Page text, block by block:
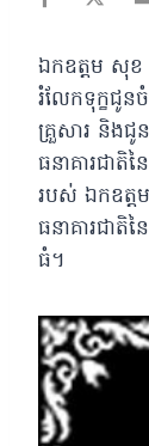
ឯកឧត្ដម សុខ
រំលែកទុក្ខជូ
គ្រួសារ និងជូ
ធនាគារជាតិ
របស់ ឯកឧត្ត
ធនាគារជាតិ
ធំ។